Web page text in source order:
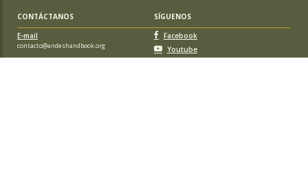
CONTÁCTANOS
SÍGUENOS
E-mail
contacto@andeshandbook.org
Facebook
Youtube